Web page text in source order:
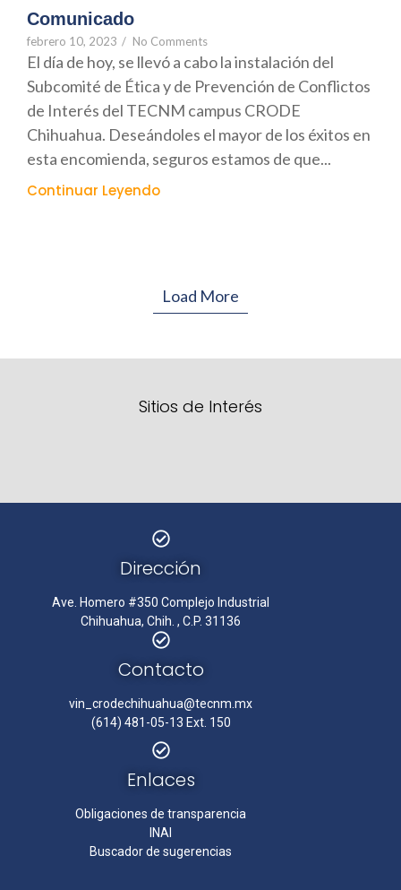
Comunicado
febrero 10, 2023 / No Comments
El día de hoy, se llevó a cabo la instalación del
Subcomité de Ética y de Prevención de Conflictos
de Interés del TECNM campus CRODE
Chihuahua. Deseándoles el mayor de los éxitos en
esta encomienda, seguros estamos de que...
Continuar Leyendo
Load More
Sitios de Interés
Dirección
Ave. Homero #350 Complejo Industrial
Chihuahua, Chih. , C.P. 31136
Contacto
vin_crodechihuahua@tecnm.mx
(614) 481-05-13 Ext. 150
Enlaces
Obligaciones de transparencia
INAI
Buscador de sugerencias